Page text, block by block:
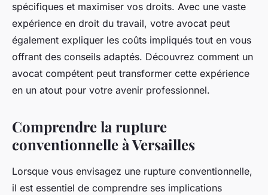
Mathis•23 janvier 2025•4 min de lecture
spécifiques et maximiser vos droits. Avec une vaste
expérience en droit du travail, votre avocat peut
également expliquer les coûts impliqués tout en vous
offrant des conseils adaptés. Découvrez comment un
avocat compétent peut transformer cette expérience
en un atout pour votre avenir professionnel.
Comprendre la rupture
conventionnelle à Versailles
Lorsque vous envisagez une rupture conventionnelle,
il est essentiel de comprendre ses implications